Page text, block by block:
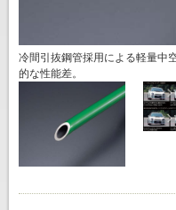
冷間引抜鋼管採用による軽量中
的な性能差。